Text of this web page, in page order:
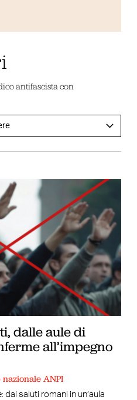
antifascista con
dalle aule di
all’impegno
ANPI
dai saluti romani in un’aula